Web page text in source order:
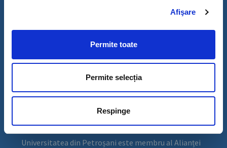
Afişare
Permite toate
Permite selecția
Respinge
Contact
Telefon centrală: +40 254 542580
Secretar Șef: +40 254 549010
Universitatea din Petroșani este membru al Alianței